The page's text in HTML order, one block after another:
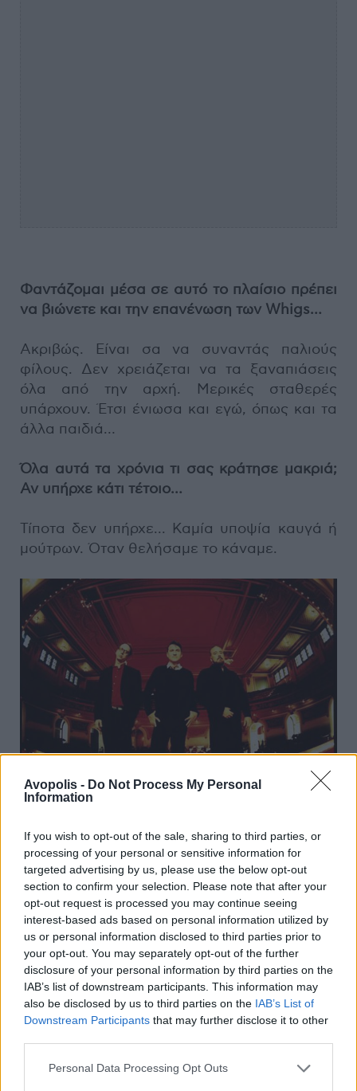
Avopolis - Do Not Process My Personal
Information
If you wish to opt-out of the sale, sharing to third parties, or
processing of your personal or sensitive information for
targeted advertising by us, please use the below opt-out
section to confirm your selection. Please note that after your
opt-out request is processed you may continue seeing
interest-based ads based on personal information utilized by
us or personal information disclosed to third parties prior to
your opt-out. You may separately opt-out of the further
disclosure of your personal information by third parties on the
IAB’s list of downstream participants. This information may
also be disclosed by us to third parties on the IAB’s List of
Downstream Participants that may further disclose it to other
Personal Data Processing Opt Outs
Φαντάζομαι μέσα σε αυτό το πλαίσιο πρέπει
να βιώνετε και την επανένωση των Whigs…
Ακριβώς. Είναι σα να συναντάς παλιούς
φίλους. Δεν χρειάζεται να τα ξαναπιάσεις
όλα από την αρχή. Μερικές σταθερές
υπάρχουν. Έτσι ένιωσα και εγώ, όπως και τα
άλλα παιδιά…
Όλα αυτά τα χρόνια τι σας κράτησε μακριά;
Αν υπήρχε κάτι τέτοιο…
Τίποτα δεν υπήρχε... Καμία υποψία καυγά ή
μούτρων. Όταν θελήσαμε το κάναμε.
Και το ρεπερτόριο το οποίο εξαπολύετε στο
κοινό έχει κάποια συγκεκριμένη χρονική
λωρίδα ; Ή εκτείνεστε σε όλους τους δίσκους
σας;
Στα πάντα. Στο συγκρότημα αυτό, ακόμα κι
αν κάποιος έχει ξεχάσει κάτι –ένα κουπλέ
π.χ. ή ένα ριφ– κάποιος άλλος το θυμάται. Τα
ρεφρέν πάντως τα θυμόμαστε όλοι! (γέλια)
Οπότε ήταν σχετικά εύκολο και στις πρόβες…
Έπεσα πάνω στη θαυμάσια ζωντανή σας